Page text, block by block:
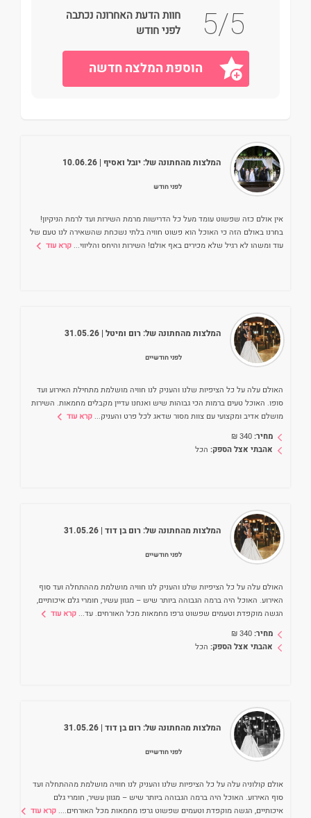
5/5
חוות הדעת האחרונה נכתבה
לפני חודש
הוספת המלצה חדשה
לפני חודש
המלצות מהחתונה של:יובל ואסיף
אין אולם כזה שפשוט עומד מעל כל הדרישות מרמת השירות ועד לרמת הניקיון!
בחרנו באולם הזה כי האוכל הוא פשוט חוויה בלתי נשכחת שהשאירה לנו טעם של
עוד ומשהו לא רגיל שלא מכירים באף אולם! השירות והיחס והליווי... קרא עוד
לפני חודשיים
המלצות מהחתונה של:רום ומיטל
האולם עלה על כל הציפיות שלנו והעניק לנו חוויה מושלמת מתחילת האירוע ועד
סופו. האוכל טעים ברמות הכי גבוהות שיש ואנחנו עדיין מקבלים מחמאות. השירות
מושלם אדיב ומקצועי עם צוות מסור שדאג לכל פרט והעניק... קרא עוד
מחיר:340
₪
אהבתי אצל הספק: הכל
לפני חודשיים
המלצות מהחתונה של:רום בן דוד
האולם עלה על כל הציפיות שלנו והעניק לנו חוויה מושלמת מההתחלה ועד סוף
האירוע. האוכל היה ברמה הגבוהה ביותר שיש – מגוון עשיר, חומרי גלם איכותיים,
הגשה מוקפדת וטעמים שפשוט גרפו מחמאות מכל האורחים. עד... קרא עוד
מחיר:340
₪
אהבתי אצל הספק: הכל
לפני חודשיים
המלצות מהחתונה של:רום בן דוד
אולם קולוניה עלה על כל הציפיות שלנו והעניק לנו חוויה מושלמת מההתחלה ועד
סוף האירוע. האוכל היה ברמה הגבוהה ביותר שיש – מגוון עשיר, חומרי גלם
איכותיים, הגשה מוקפדת וטעמים שפשוט גרפו מחמאות מכל האורחים.... קרא עוד